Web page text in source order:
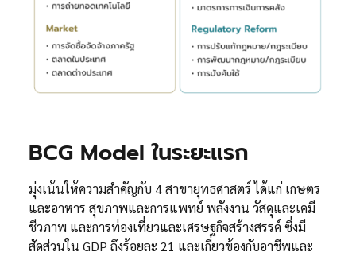
BCG Model ในระยะแรก
มุ่งเน้นให้ความสำคัญกับ 4 สาขายุทธศาสตร์ ได้แก่ เกษตร
และอาหาร สุขภาพและการแพทย์ พลังงาน วัสดุและเคมี
ชีวภาพ และการท่องเที่ยวและเศรษฐกิจสร้างสรรค์ ซึ่งมี
สัดส่วนใน GDP ถึงร้อยละ 21 และเกี่ยวข้องกับอาชีพและ